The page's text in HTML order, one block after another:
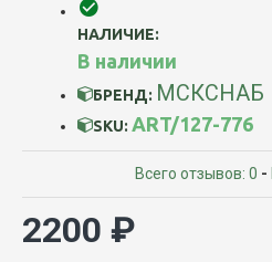
НАЛИЧИЕ:
В наличии
БРЕНД: МСКСНАБ
SKU: ART/127-776
Всего отзывов: 0 -
2200 ₽